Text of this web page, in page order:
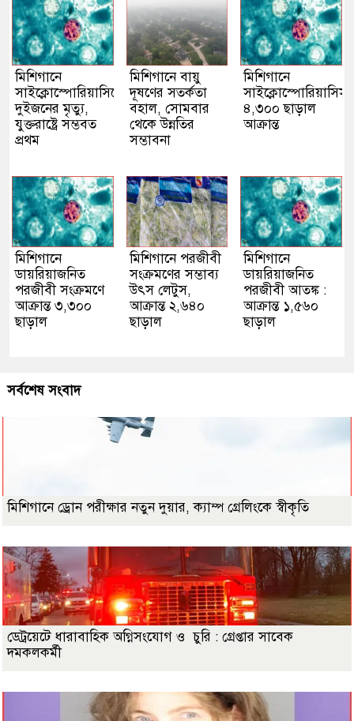
মিশিগানে
সাইক্লোস্পোরিয়াসিসে
দুইজনের মৃত্যু,
যুক্তরাষ্ট্রে সম্ভবত
প্রথম
মিশিগানে বায়ু
দূষণের সতর্কতা
বহাল, সোমবার
থেকে উন্নতির
সম্ভাবনা
মিশিগানে
৪,৩০০ ছাড়াল
আক্রান্ত
মিশিগানে
ডায়রিয়াজনিত
পরজীবী সংক্রমণে
আক্রান্ত ৩,৩০০
ছাড়াল
মিশিগানে পরজীবী
সংক্রমণের সম্ভাব্য
উৎস লেটুস,
আক্রান্ত ২,৬৪০
ছাড়াল
মিশিগানে
ডায়রিয়াজনিত
পরজীবী আতঙ্ক :
আক্রান্ত ১,৫৬০
ছাড়াল
সর্বশেষ সংবাদ
মিশিগানে ড্রোন পরীক্ষার নতুন দুয়ার, ক্যাম্প গ্রেলিংকে স্বীকৃতি
ডেট্রয়েটে ধারাবাহিক অগ্নিসংযোগ ও চুরি : গ্রেপ্তার সাবেক
দমকলকর্মী